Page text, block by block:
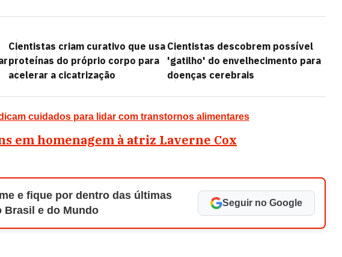
Cientistas criam curativo que usa
proteínas do próprio corpo para
acelerar a cicatrização
Cientistas descobrem possível
'gatilho' do envelhecimento para
doenças cerebrais
cuidados para lidar com transtornos alimentares
em homenagem à atriz Laverne Cox
e fique por dentro das últimas
Brasil e do Mundo
Seguir no Google